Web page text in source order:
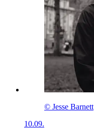
© Jesse Barnett
10.09.